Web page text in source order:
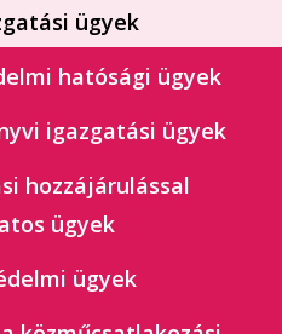
ügyek
hatósági ügyek
igazgatási ügyek
hozzájárulással
ügyek
ügyek